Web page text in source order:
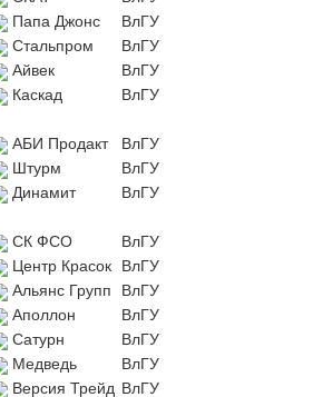
Папа Джонс
ВлГУ
Стальпром
ВлГУ
Айвек
ВлГУ
Каскад
ВлГУ
АБИ Продакт
ВлГУ
Штурм
ВлГУ
Динамит
ВлГУ
СК ФСО
ВлГУ
Центр Красок ВлГУ
Альянс Групп ВлГУ
Аполлон
ВлГУ
Сатурн
ВлГУ
Медведь
ВлГУ
Версия Трейд ВлГУ